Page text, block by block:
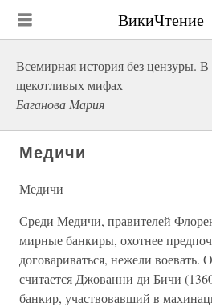
ВикиЧтение
Всемирная история без цензуры.
щекотливых мифах
Баганова Мария
Медичи
Медичи
Среди Медичи, правителей
мирные банкиры, охотнее
договариваться, нежели воевать.
считается Джованни ди Бичи
банкир, участвовавший в